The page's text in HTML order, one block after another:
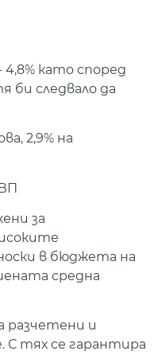
4,8% като според
би следвало да
2,9% на
за
в бюджета на
средна
разчетени и
С тях се гарантира